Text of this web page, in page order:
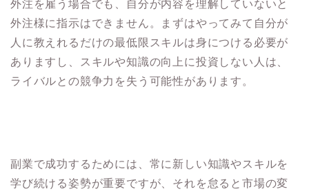
外注を雇う場合でも、自分が内容を理解していないと
外注様に指示はできません。まずはやってみて自分が
人に教えれるだけの最低限スキルは身につける必要が
ありますし、スキルや知識の向上に投資しない人は、
ライバルとの競争力を失う可能性があります。
副業で成功するためには、常に新しい知識やスキルを
学び続ける姿勢が重要ですが、それを怠ると市場の変